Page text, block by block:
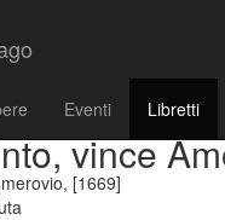
Eventi Libretti
vince
[1669]